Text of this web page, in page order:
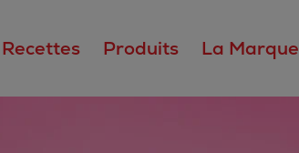
Recettes Produits La Marque